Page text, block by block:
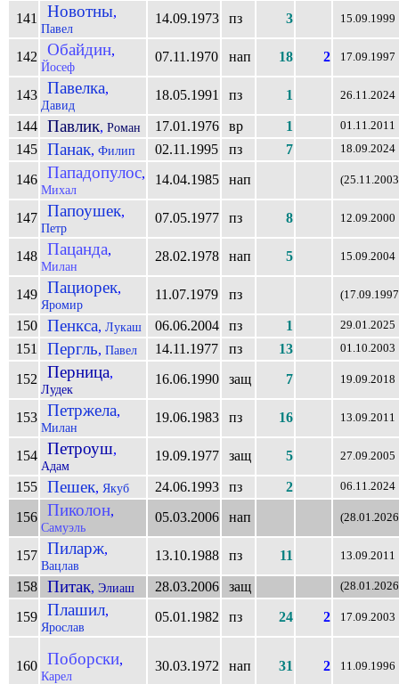
141 Новотны,
Павел
14.09.1973 пз 3 15.09.1999
142 Обайдин,
Йосеф
07.11.1970 нап 18 2 17.09.1997
143 Павелка,
Давид
18.05.1991 пз 1 26.11.2024
144 Павлик, Роман 17.01.1976 вр 1 01.11.2011
145 Панак, Филип 02.11.1995 пз 7 18.09.2024
146 Пападопулос,
Михал
14.04.1985 нап
147 Папоушек,
Петр
07.05.1977 пз 8 12.09.2000
148 Пацанда,
Милан
28.02.1978 нап 5 15.09.2004
149 Пациорек,
Яромир
11.07.1979 пз
150 Пенкса, Лукаш 06.06.2004 пз 1 29.01.2025
151 Пергль, Павел 14.11.1977 пз 13 01.10.2003
152 Перница,
Лудек
16.06.1990 защ 7 19.09.2018
153 Петржела,
Милан
19.06.1983 пз 16 13.09.2011
154 Петроуш,
Адам
19.09.1977 защ 5 27.09.2005
155 Пешек, Якуб 24.06.1993 пз 2 06.11.2024
156 Пиколон,
Самуэль
05.03.2006 нап
157 Пиларж,
Вацлав
13.10.1988 пз 11 13.09.2011
158 Питак, Элиаш 28.03.2006 защ
159 Плашил,
Ярослав
05.01.1982 пз 24 2 17.09.2003
160 Поборски,
Карел
30.03.1972 нап 31 2 11.09.1996